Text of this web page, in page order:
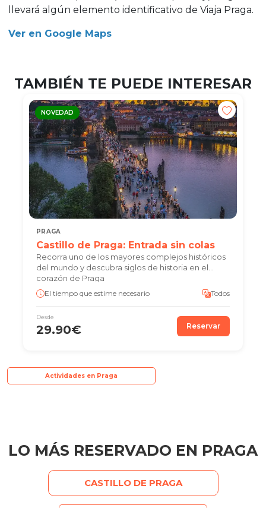
llevará algún elemento identificativo de Viaja Praga.
Ver en Google Maps
TAMBIÉN TE PUEDE INTERESAR
NOVEDAD
PRAGA
Castillo de Praga: Entrada sin colas
Recorra uno de los mayores complejos históricos
del mundo y descubra siglos de historia en el
corazón de Praga
El tiempo que estime necesario Todos
Desde
29.90€ Reservar
Actividades en Praga
LO MÁS RESERVADO EN PRAGA
CASTILLO DE PRAGA